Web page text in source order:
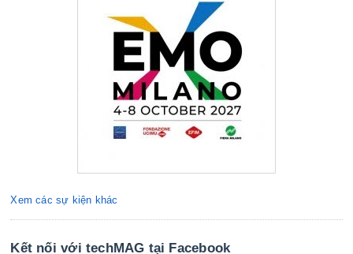
Xem các sự kiện khác
Kết nối với techMAG tại Facebook